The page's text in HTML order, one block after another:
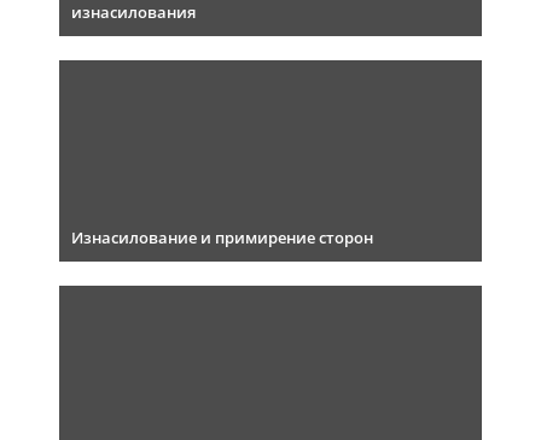
изнасилования
Изнасилование и примирение сторон